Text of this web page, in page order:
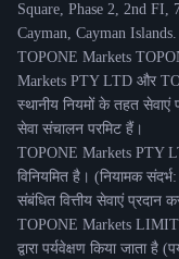
Square, Phase 2, 2nd FI,
Cayman, Cayman Islands.
TOPONE Markets
Markets PTY LTD और
स्थानीय नियमों के तहत
सेवा संचालन परमिट हैं।
TOPONE Markets PTY
विनियमित है। (नियामक
संबंधित वित्तीय सेवाएं प्रदान
TOPONE Markets
द्वारा पर्यवेक्षण किया जाता है